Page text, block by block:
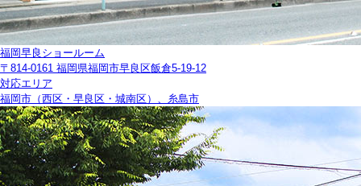
福岡早良ショールーム
〒814-0161 福岡県福岡市早良区飯倉5-19-12
対応エリア
福岡市（西区・早良区・城南区）、糸島市